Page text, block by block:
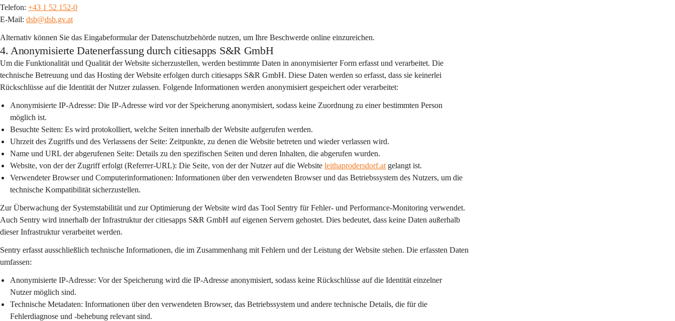
Telefon: +43 1 52 152-0
E-Mail: dsb@dsb.gv.at
Alternativ können Sie das Eingabeformular der Datenschutzbehörde nutzen, um Ihre Beschwerde online einzureichen.
4. Anonymisierte Datenerfassung durch citiesapps S&R GmbH
Um die Funktionalität und Qualität der Website sicherzustellen, werden bestimmte Daten in anonymisierter Form erfasst und verarbeitet. Die
technische Betreuung und das Hosting der Website erfolgen durch citiesapps S&R GmbH. Diese Daten werden so erfasst, dass sie keinerlei
Rückschlüsse auf die Identität der Nutzer zulassen. Folgende Informationen werden anonymisiert gespeichert oder verarbeitet:
Anonymisierte IP-Adresse: Die IP-Adresse wird vor der Speicherung anonymisiert, sodass keine Zuordnung zu einer bestimmten Person
möglich ist.
Besuchte Seiten: Es wird protokolliert, welche Seiten innerhalb der Website aufgerufen werden.
Uhrzeit des Zugriffs und des Verlassens der Seite: Zeitpunkte, zu denen die Website betreten und wieder verlassen wird.
Name und URL der abgerufenen Seite: Details zu den spezifischen Seiten und deren Inhalten, die abgerufen wurden.
Website, von der der Zugriff erfolgt (Referrer-URL): Die Seite, von der der Nutzer auf die Website leithaprodersdorf.at gelangt ist.
Verwendeter Browser und Computerinformationen: Informationen über den verwendeten Browser und das Betriebssystem des Nutzers, um die
technische Kompatibilität sicherzustellen.
Zur Überwachung der Systemstabilität und zur Optimierung der Website wird das Tool Sentry für Fehler- und Performance-Monitoring verwendet.
Auch Sentry wird innerhalb der Infrastruktur der citiesapps S&R GmbH auf eigenen Servern gehostet. Dies bedeutet, dass keine Daten außerhalb
dieser Infrastruktur verarbeitet werden.
Sentry erfasst ausschließlich technische Informationen, die im Zusammenhang mit Fehlern und der Leistung der Website stehen. Die erfassten Daten
umfassen:
Anonymisierte IP-Adresse: Vor der Speicherung wird die IP-Adresse anonymisiert, sodass keine Rückschlüsse auf die Identität einzelner
Nutzer möglich sind.
Technische Metadaten: Informationen über den verwendeten Browser, das Betriebssystem und andere technische Details, die für die
Fehlerdiagnose und -behebung relevant sind.